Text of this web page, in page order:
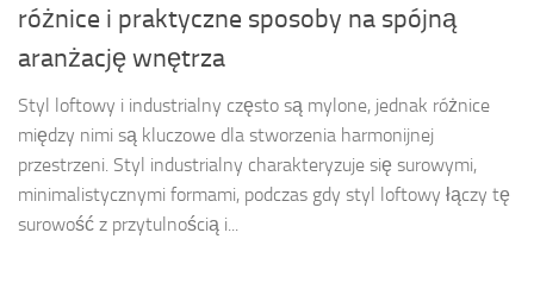
różnice i praktyczne sposoby na spójną
aranżację wnętrza
Styl loftowy i industrialny często są mylone, jednak różnice
między nimi są kluczowe dla stworzenia harmonijnej
przestrzeni. Styl industrialny charakteryzuje się surowymi,
minimalistycznymi formami, podczas gdy styl loftowy łączy tę
surowość z przytulnością i...